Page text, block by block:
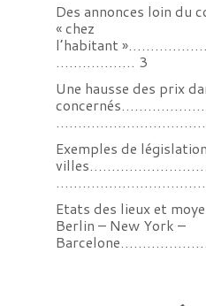
Des annonces loin du
« chez
l’habitant
……………… 3
Une hausse des prix
Exemples de
Etats des lieux et
Berlin – New York –